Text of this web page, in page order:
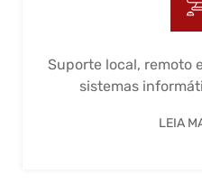
Suporte local, remoto
sistemas
LEIA